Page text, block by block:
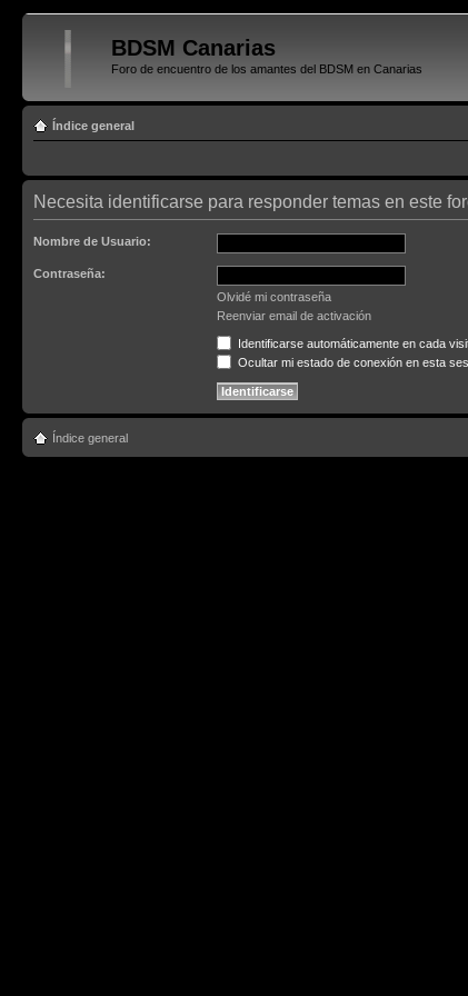
BDSM Canarias
Foro de encuentro de los amantes del BDSM en Canarias
Índice general
Necesita identificarse para responder temas en este
Nombre de Usuario:
Contraseña:
Olvidé mi contraseña
Reenviar email de activación
Identificarse automáticamente en cada
Ocultar mi estado de conexión en esta
Índice general